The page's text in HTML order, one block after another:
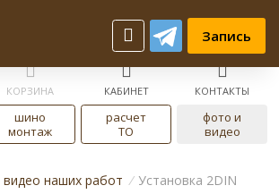
Запись
КОРЗИНА КАБИНЕТ КОНТАКТЫ
шино
монтаж
расчет
ТО
фото и
видео
наших работ / Установка 2DIN